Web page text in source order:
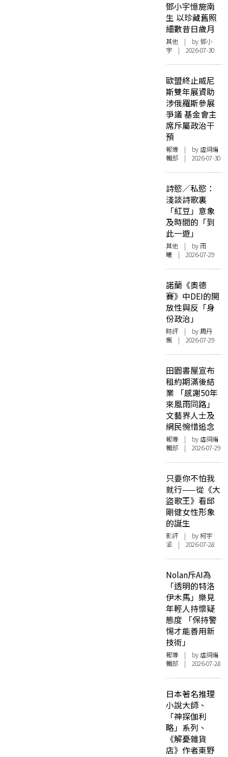
鄧小宇憶施南
生 以珍藏舊照
細數昔日歲月
其他 | by 鄧小
宇 | 2026-07-30
歐盟終止威尼
斯雙年展資助
涉俄羅斯參展
爭議 基金會主
席斥屬政治干
預
報導 | by 虛詞編
輯部 | 2026-07-30
詩慾／私慾：
淺談詩歌裏
「紅豆」意象
及時間的「到
此一遊」
其他 | by 雨
曦 | 2026-07-29
諾蘭《奧德
賽》中DEI的開
放性與反「身
份政治」
時評 | by周丹
楓 | 2026-07-29
田園書屋宣布
租約期滿後結
業 「感謝50年
來風雨同路」
文藝界人士及
網民惋惜追念
報導 | by 虛詞編
輯部 | 2026-07-29
只要你不怕我
就行——從《大
盜歌王》看邱
剛健女性形象
的誕生
影評 | by 柯宇
涵 | 2026-07-28
Nolan斥AI為
「透明的特洛
伊木馬」樂見
年輕人持懷疑
態度 「保持警
惕才能善用新
技術」
報導 | by 虛詞編
輯部 | 2026-07-28
日本著名推理
小說大師、
「神探伽利
略」系列、
《解憂雜貨
店》作者東野